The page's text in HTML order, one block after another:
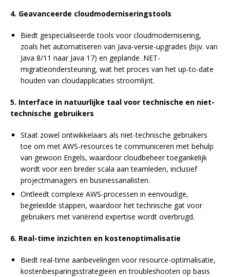
4. Geavanceerde cloudmoderniseringstools
Biedt gespecialiseerde tools voor cloudmodernisering,
zoals het automatiseren van Java-versie-upgrades (bijv. van
Java 8/11 naar Java 17) en geplande .NET-
migratieondersteuning, wat het proces van het up-to-date
houden van cloudapplicaties stroomlijnt.
5. Interface in natuurlijke taal voor technische en niet-
technische gebruikers
Staat zowel ontwikkelaars als niet-technische gebruikers
toe om met AWS-resources te communiceren met behulp
van gewoon Engels, waardoor cloudbeheer toegankelijk
wordt voor een breder scala aan teamleden, inclusief
projectmanagers en businessanalisten.
Ontleedt complexe AWS-processen in eenvoudige,
begeleidde stappen, waardoor het technische gat voor
gebruikers met variërend expertise wordt overbrugd.
6. Real-time inzichten en kostenoptimalisatie
Biedt real-time aanbevelingen voor resource-optimalisatie,
kostenbesparingsstrategieën en troubleshooten op basis